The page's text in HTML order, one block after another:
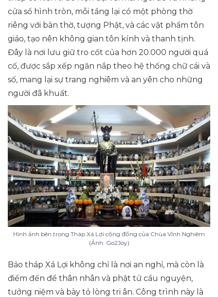
cửa sổ hình tròn, mỗi tầng lại có một phòng thờ
riêng với bàn thờ, tượng Phật, và các vật phẩm tôn
giáo, tạo nên không gian tôn kính và thanh tịnh.
Đây là nơi lưu giữ tro cốt của hơn 20.000 người quá
cố, được sắp xếp ngăn nắp theo hệ thống chữ cái và
số, mang lại sự trang nghiêm và an yên cho những
người đã khuất.
Hình ảnh bên trong Tháp Xá Lợi cộng đồng của Chùa Vĩnh Nghiêm
(Ảnh: Go2Joy)
Bảo tháp Xá Lợi không chỉ là nơi an nghỉ, mà còn là
điểm đến để thân nhân và phật tử cầu nguyện,
tưởng niệm và bày tỏ lòng tri ân. Công trình này là